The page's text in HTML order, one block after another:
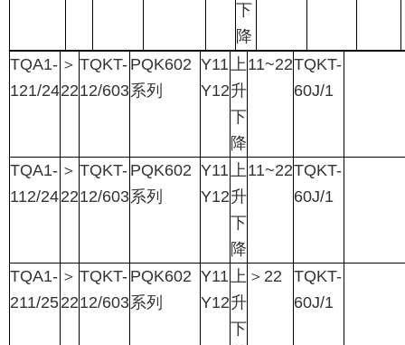
下
降
TQA1-
121/24
＞
22
TQKT-
12/603
PQK602
系列
Y11
Y12
上
升
下
降
11~22TQKT-
60J/1
TQA1-
112/24
＞
22
TQKT-
12/603
PQK602
系列
Y11
Y12
上
升
下
降
11~22TQKT-
60J/1
TQA1-
211/25
＞
22
TQKT-
12/603
PQK602
系列
Y11
Y12
上
升
下
＞ 22
TQKT-
60J/1